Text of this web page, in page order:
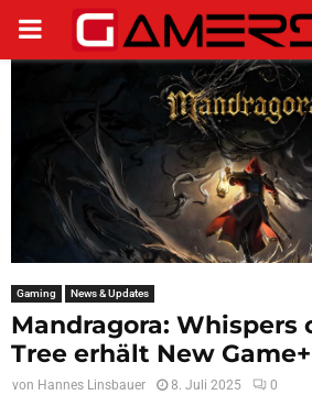
PRIMARY
Gaming News & Updates
Mandragora: Whispers
Tree erhält New Game+
von Hannes Linsbauer 8. Juli 2025 0